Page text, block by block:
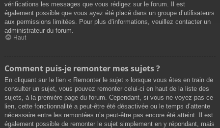
vérifications les messages que vous rédigez sur le forum. Il est
également possible que vous ayez été placé dans un groupe d’utilisateurs
aux permissions limitées. Pour plus d’informations, veuillez contacter un
administrateur du forum.
Haut
Comment puis-je remonter mes sujets ?
En cliquant sur le lien « Remonter le sujet » lorsque vous êtes en train de
consulter un sujet, vous pouvez remonter celui-ci en haut de la liste des
sujets, à la première page du forum. Cependant, si vous ne voyez pas ce
lien, cette fonctionnalité a peut-être été désactivée ou le temps d’attente
nécessaire entre les remontées n’a peut-être pas encore été atteint. Il est
également possible de remonter le sujet simplement en y répondant, mais